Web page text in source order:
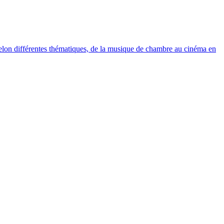
différentes thématiques, de la musique de chambre au cinéma en